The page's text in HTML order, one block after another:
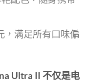
，满足所有口味偏
Ultra II 不仅是电